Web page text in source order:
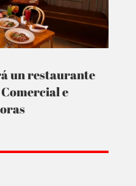
un restaurante
e